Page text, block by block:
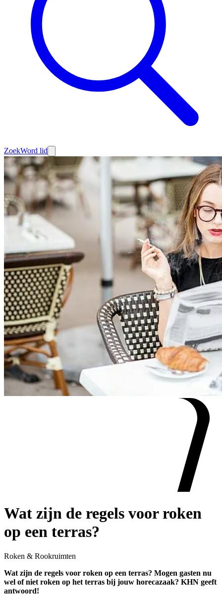
ZoekWord lid
Wat zijn de regels voor roken
op een terras?
Roken & Rookruimten
Wat zijn de regels voor roken op een terras? Mogen gasten nu
wel of niet roken op het terras bij jouw horecazaak? KHN geeft
antwoord!